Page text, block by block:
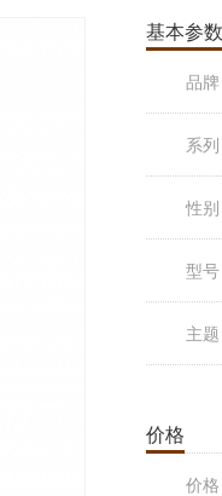
基本参数
品牌
系列
性别
型号
主题
价格
价格